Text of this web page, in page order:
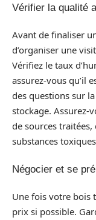
Vérifier la qualité
Avant de finaliser
d’organiser une
Vérifiez le taux
assurez-vous qu’il
des questions sur
stockage. Assurez-
de sources
substances
Négocier et se
Une fois votre bois
prix si possible.